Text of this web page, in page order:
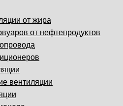
от жира
от нефтепродуктов
вентиляции